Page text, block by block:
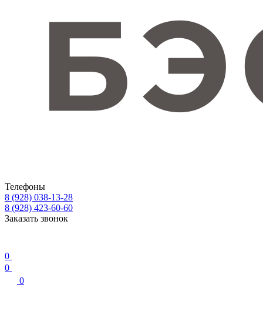
Телефоны
8 (928) 038-13-28
8 (928) 423-60-60
Заказать звонок
0
0
0